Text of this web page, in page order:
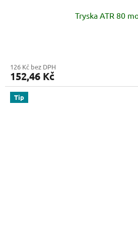
Tryska ATR 80
126 Kč bez DPH
152,46 Kč
Tip